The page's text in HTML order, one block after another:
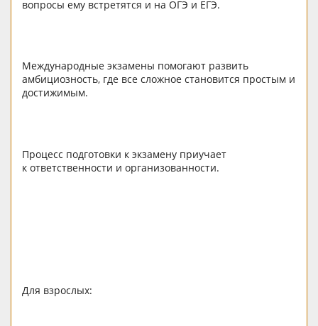
вопросы ему встретятся и на ОГЭ и ЕГЭ.
Международные экзамены помогают развить
амбициозность, где все сложное становится простым и
достижимым.
Процесс подготовки к экзамену приучает
к ответственности и организованности.
Для взрослых: